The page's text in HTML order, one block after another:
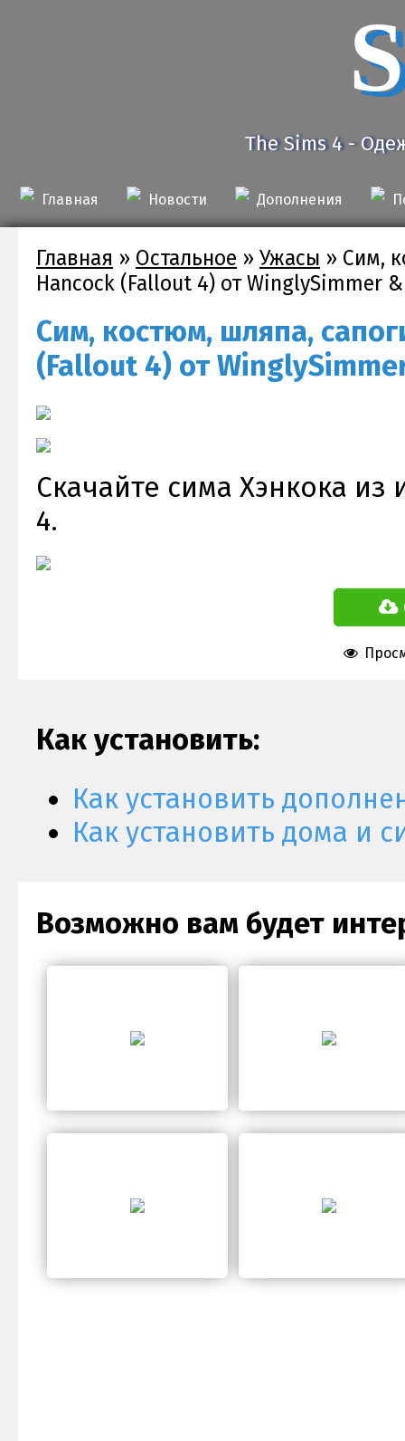
The Sims 4 -
Главная Новости Дополнения
Главная » Остальное » Ужасы » Сим,
Hancock (Fallout 4) от WinglySimmer
Сим, костюм, шляпа,
(Fallout 4) от
Скачайте сима Хэнкока из
4.
Как установить:
Как установить
Как установить дома и
Возможно вам будет